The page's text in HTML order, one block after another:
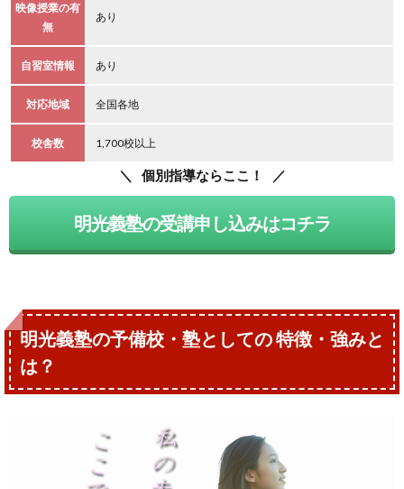
映像授業の有
無
あり
自習室情報 あり
対応地域 全国各地
校舎数 1,700校以上
個別指導ならここ！
明光義塾の受講申し込みはコチラ
明光義塾の予備校・塾としての 特徴・強みと
は？